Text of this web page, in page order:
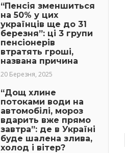
“Пенсія зменшиться
на 50% у цих
українців ще до 31
березня”: ці 3 групи
пенсіонерів
втратять гроші,
названа причина
20 Березня, 2025
“Дощ хлине
потоками води на
автомобілі, мороз
вдарить вже прямо
завтра”: де в Україні
буде шалена злива,
холод і вітер?